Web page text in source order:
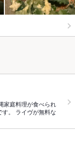
家庭料理が食べられ
。 ライヴが無料な